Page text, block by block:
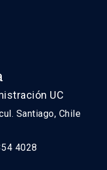
UC
Santiago, Chile
4028